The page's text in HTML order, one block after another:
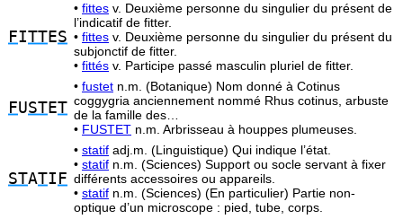
FITTES
• fittes v. Deuxième personne du singulier du présent de
l’indicatif de fitter.
• fittes v. Deuxième personne du singulier du présent du
subjonctif de fitter.
• fittés v. Participe passé masculin pluriel de fitter.
FUSTET
• fustet n.m. (Botanique) Nom donné à Cotinus
coggygria anciennement nommé Rhus cotinus, arbuste
de la famille des…
• FUSTET n.m. Arbrisseau à houppes plumeuses.
STATI F
• statif adj.m. (Linguistique) Qui indique l’état.
• statif n.m. (Sciences) Support ou socle servant à fixer
différents accessoires ou appareils.
• statif n.m. (Sciences) (En particulier) Partie non-
optique d’un microscope : pied, tube, corps.